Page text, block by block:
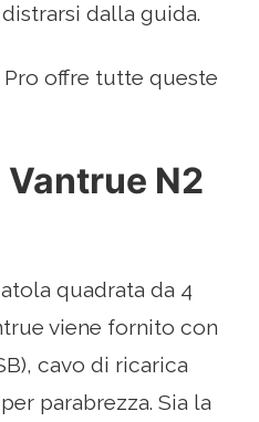
dalla guida.
offre tutte queste
N2
quadrata da 4
viene fornito con
cavo di ricarica
parabrezza. Sia la